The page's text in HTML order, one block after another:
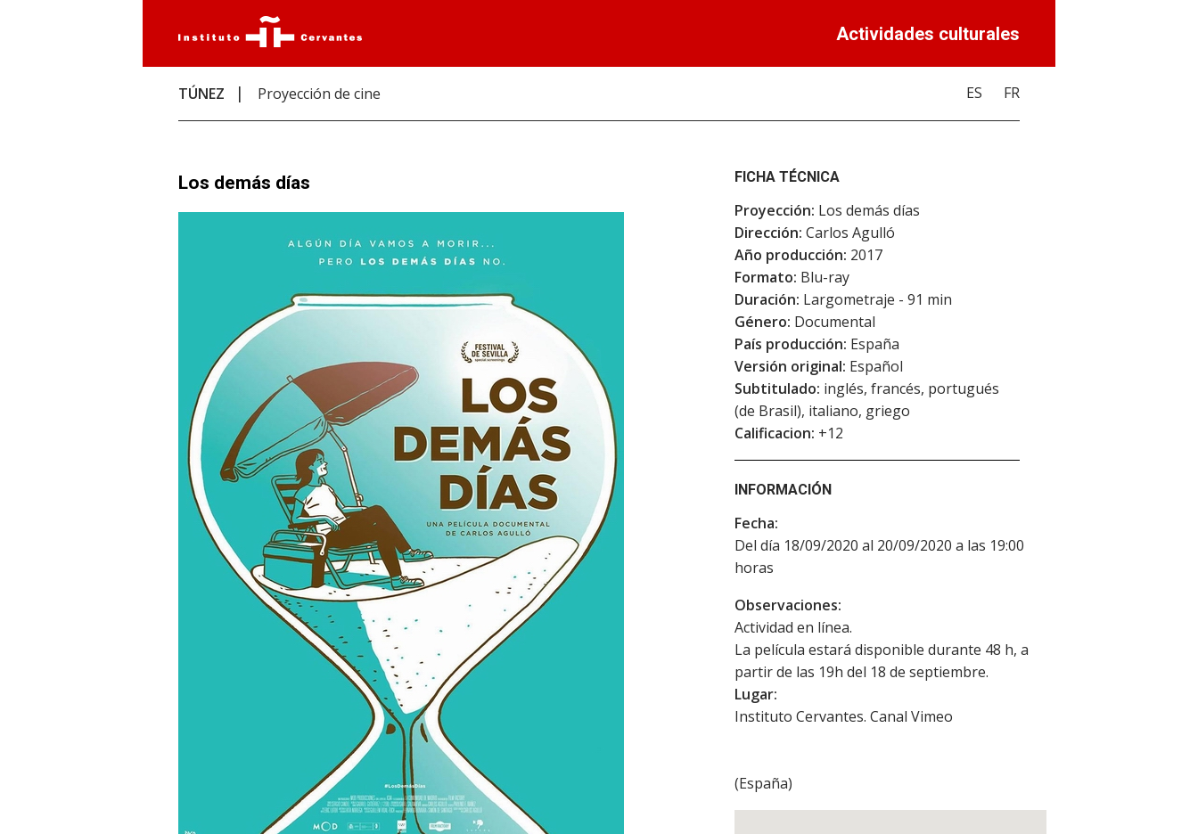
Actividades culturales
TÚNEZ Proyección de cine ES FR
Los demás días FICHA TÉCNICA
Proyección: Los demás días
Dirección: Carlos Agulló
Año producción: 2017
Formato: Blu-ray
Duración: Largometraje - 91 min
Género: Documental
País producción: España
Versión original: Español
Subtitulado: inglés, francés, portugués
(de Brasil), italiano, griego
Calificacion: +12
INFORMACIÓN
Fecha:
Del día 18/09/2020 al 20/09/2020 a las 19:00
horas
Observaciones:
Actividad en línea.
La película estará disponible durante 48 h, a
partir de las 19h del 18 de septiembre.
Lugar:
Instituto Cervantes. Canal Vimeo
(España)